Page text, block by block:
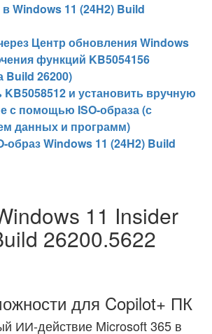
Windows 11 (24H2) Build
Центр обновления Windows
функций KB5054156
Build 26200)
KB5058512 и установить вручную
с помощью ISO-образа (с
данных и программ)
образ Windows 11 (24H2) Build
11 Insider
26200.5622
для Copilot+ ПК
ИИ-действие Microsoft 365 в